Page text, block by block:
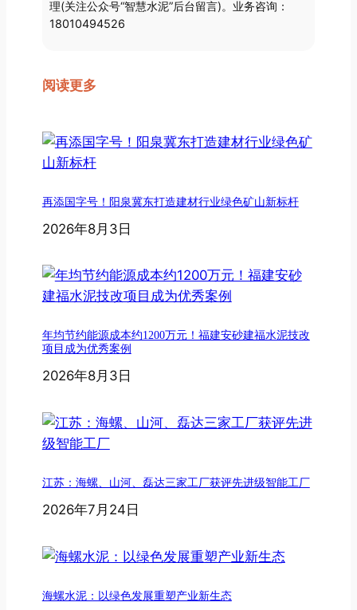
理(关注公众号“智慧水泥”后台留言)。业务咨询：
18010494526
阅读更多
再添国字号！阳泉冀东打造建材行业绿色矿山新标杆
2026年8月3日
年均节约能源成本约1200万元！福建安砂建福水泥技改
项目成为优秀案例
2026年8月3日
江苏：海螺、山河、磊达三家工厂获评先进级智能工厂
2026年7月24日
海螺水泥：以绿色发展重塑产业新生态